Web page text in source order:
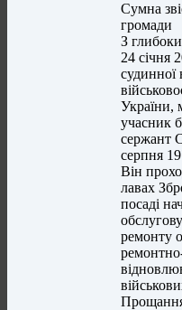
Сумна
громади
З
24 січня
судинної
України,
учасник
сержант
серпня
Він
лавах
посаді
ремонту
Прощання